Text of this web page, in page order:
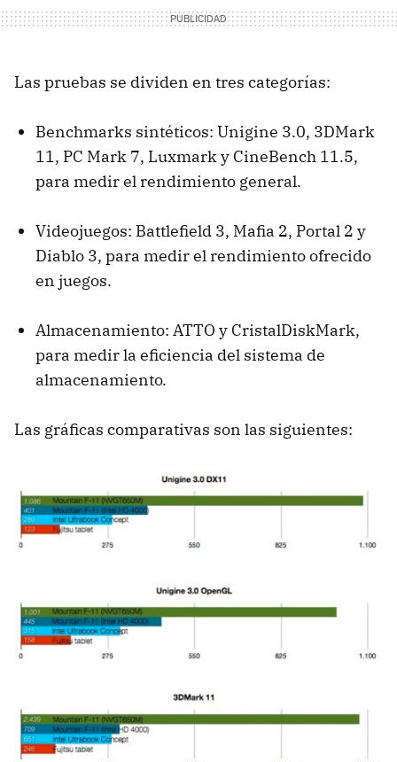
Las pruebas se dividen en tres categorías:
Benchmarks sintéticos: Unigine 3.0, 3DMark
11, PC Mark 7, Luxmark y CineBench 11.5,
para medir el rendimiento general.
Videojuegos: Battlefield 3, Mafia 2, Portal 2 y
Diablo 3, para medir el rendimiento ofrecido
en juegos.
Almacenamiento: ATTO y CristalDiskMark,
para medir la eficiencia del sistema de
almacenamiento.
Las gráficas comparativas son las siguientes: